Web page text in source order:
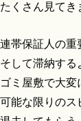
たくさん見てき
連帯保証人の重
そして滞納する
ゴミ屋敷で大
可能な限りのス